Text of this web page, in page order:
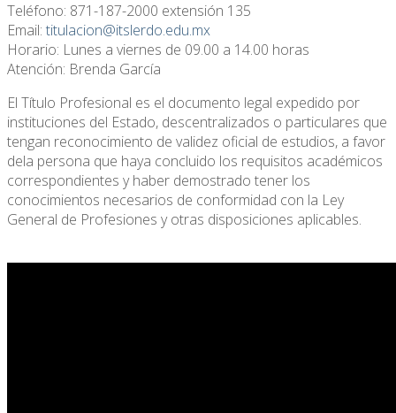
Teléfono: 871-187-2000 extensión 135
Email: titulacion@itslerdo.edu.mx
Horario: Lunes a viernes de 09.00 a 14.00 horas
Atención: Brenda García
El Título Profesional es el documento legal expedido por
instituciones del Estado, descentralizados o particulares que
tengan reconocimiento de validez oficial de estudios, a favor
dela persona que haya concluido los requisitos académicos
correspondientes y haber demostrado tener los
conocimientos necesarios de conformidad con la Ley
General de Profesiones y otras disposiciones aplicables.